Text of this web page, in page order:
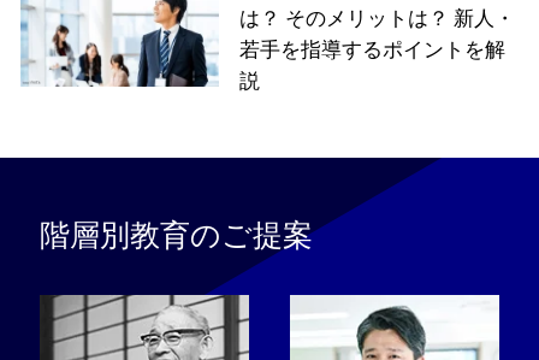
は？ そのメリットは？ 新人・
若手を指導するポイントを解
説
階層別教育のご提案